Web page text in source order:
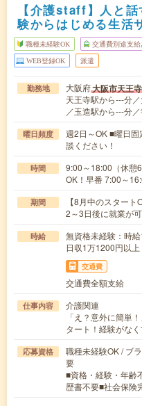
【介護staff】人と
験からはじめる生活
職種未経験OK 交通費別途支給
WEB登録OK 派遣
勤務地 大阪府大阪市天王
天王寺駅から---分
／玉造駅から---分
曜日頻度
週2日～OK ■曜日
談ください！
時間
9:00～18:00（休憩
OK！早番 7:00～
期間
【8月中のスター
2～3日後に就業が可
時給
無資格未経験：時
日収1万1200円以上
交通費
交通費全額支給
仕事内容
介護関連
「え？意外に簡単
タート！経験がな
応募資格
職種未経験OK / ブ
要
■資格・経験・年齢
歴書不要■社会保